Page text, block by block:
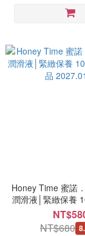
Honey Time 蜜諾
潤滑液│緊緻保養
良品
NT$680